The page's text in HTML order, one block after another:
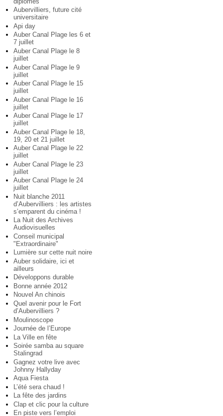
Aubervilliers, future cité
universitaire
Api day
Auber Canal Plage les 6 et
7 juillet
Auber Canal Plage le 8
juillet
Auber Canal Plage le 9
juillet
Auber Canal Plage le 15
juillet
Auber Canal Plage le 16
juillet
Auber Canal Plage le 17
juillet
Auber Canal Plage le 18,
19, 20 et 21 juillet
Auber Canal Plage le 22
juillet
Auber Canal Plage le 23
juillet
Auber Canal Plage le 24
juillet
Nuit blanche 2011
d’Aubervilliers : les artistes
s’emparent du cinéma !
La Nuit des Archives
Audiovisuelles
Conseil municipal
"Extraordinaire"
Lumière sur cette nuit noire
Auber solidaire, ici et
ailleurs
Développons durable
Bonne année 2012
Nouvel An chinois
Quel avenir pour le Fort
d’Aubervilliers ?
Moulinoscope
Journée de l’Europe
La Ville en fête
Soirée samba au square
Stalingrad
Gagnez votre live avec
Johnny Hallyday
Aqua Fiesta
L’été sera chaud !
La fête des jardins
Clap et clic pour la culture
En piste vers l’emploi